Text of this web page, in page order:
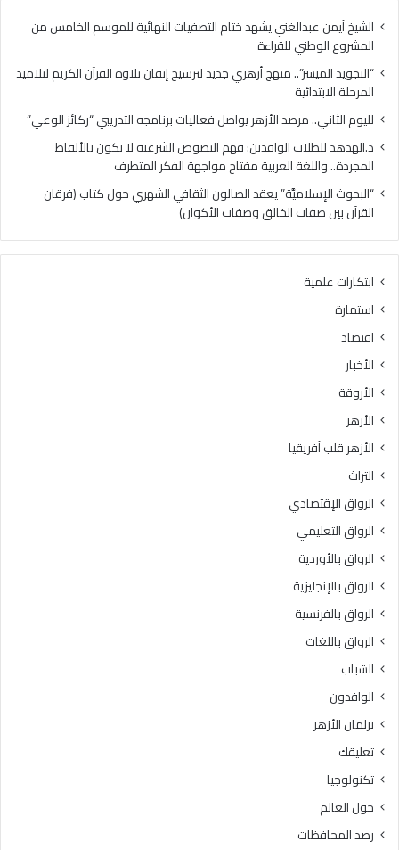
الشيخ أيمن عبدالغني يشهد ختام التصفيات النهائية للموسم الخامس من
المشروع الوطني للقراءة
“التجويد الميسر”.. منهج أزهري جديد لترسيخ إتقان تلاوة القرآن الكريم لتلاميذ
المرحلة الابتدائية
لليوم الثاني.. مرصد الأزهر يواصل فعاليات برنامجه التدريبي “ركائز الوعي”
د.الهدهد للطلاب الوافدين: فهم النصوص الشرعية لا يكون بالألفاظ
المجردة.. واللغة العربية مفتاح مواجهة الفكر المتطرف
“البحوث الإسلاميَّة” يعقد الصالون الثقافي الشهري حول كتاب (فرقان
القرآن بين صفات الخالق وصفات الأكوان)
ابتكارات علمية
استمارة
اقتصاد
الأخبار
الأروقة
الأزهر
الأزهر قلب أفريقيا
التراث
الرواق الإقتصادي
الرواق التعليمي
الرواق بالأوردية
الرواق بالإنجليزية
الرواق بالفرنسية
الرواق باللغات
الشباب
الوافدون
برلمان الأزهر
تعليقك
تكنولوجيا
حول العالم
رصد المحافظات